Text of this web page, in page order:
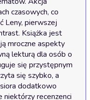
czasowych, co
Leny, pierwszej
Książka jest
mroczne aspekty
lekturą dla osób o
się przystępnym
się szybko, a
dodatkowo
niektórzy recenzenci